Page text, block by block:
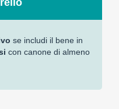
se includi il bene in
con canone di almeno